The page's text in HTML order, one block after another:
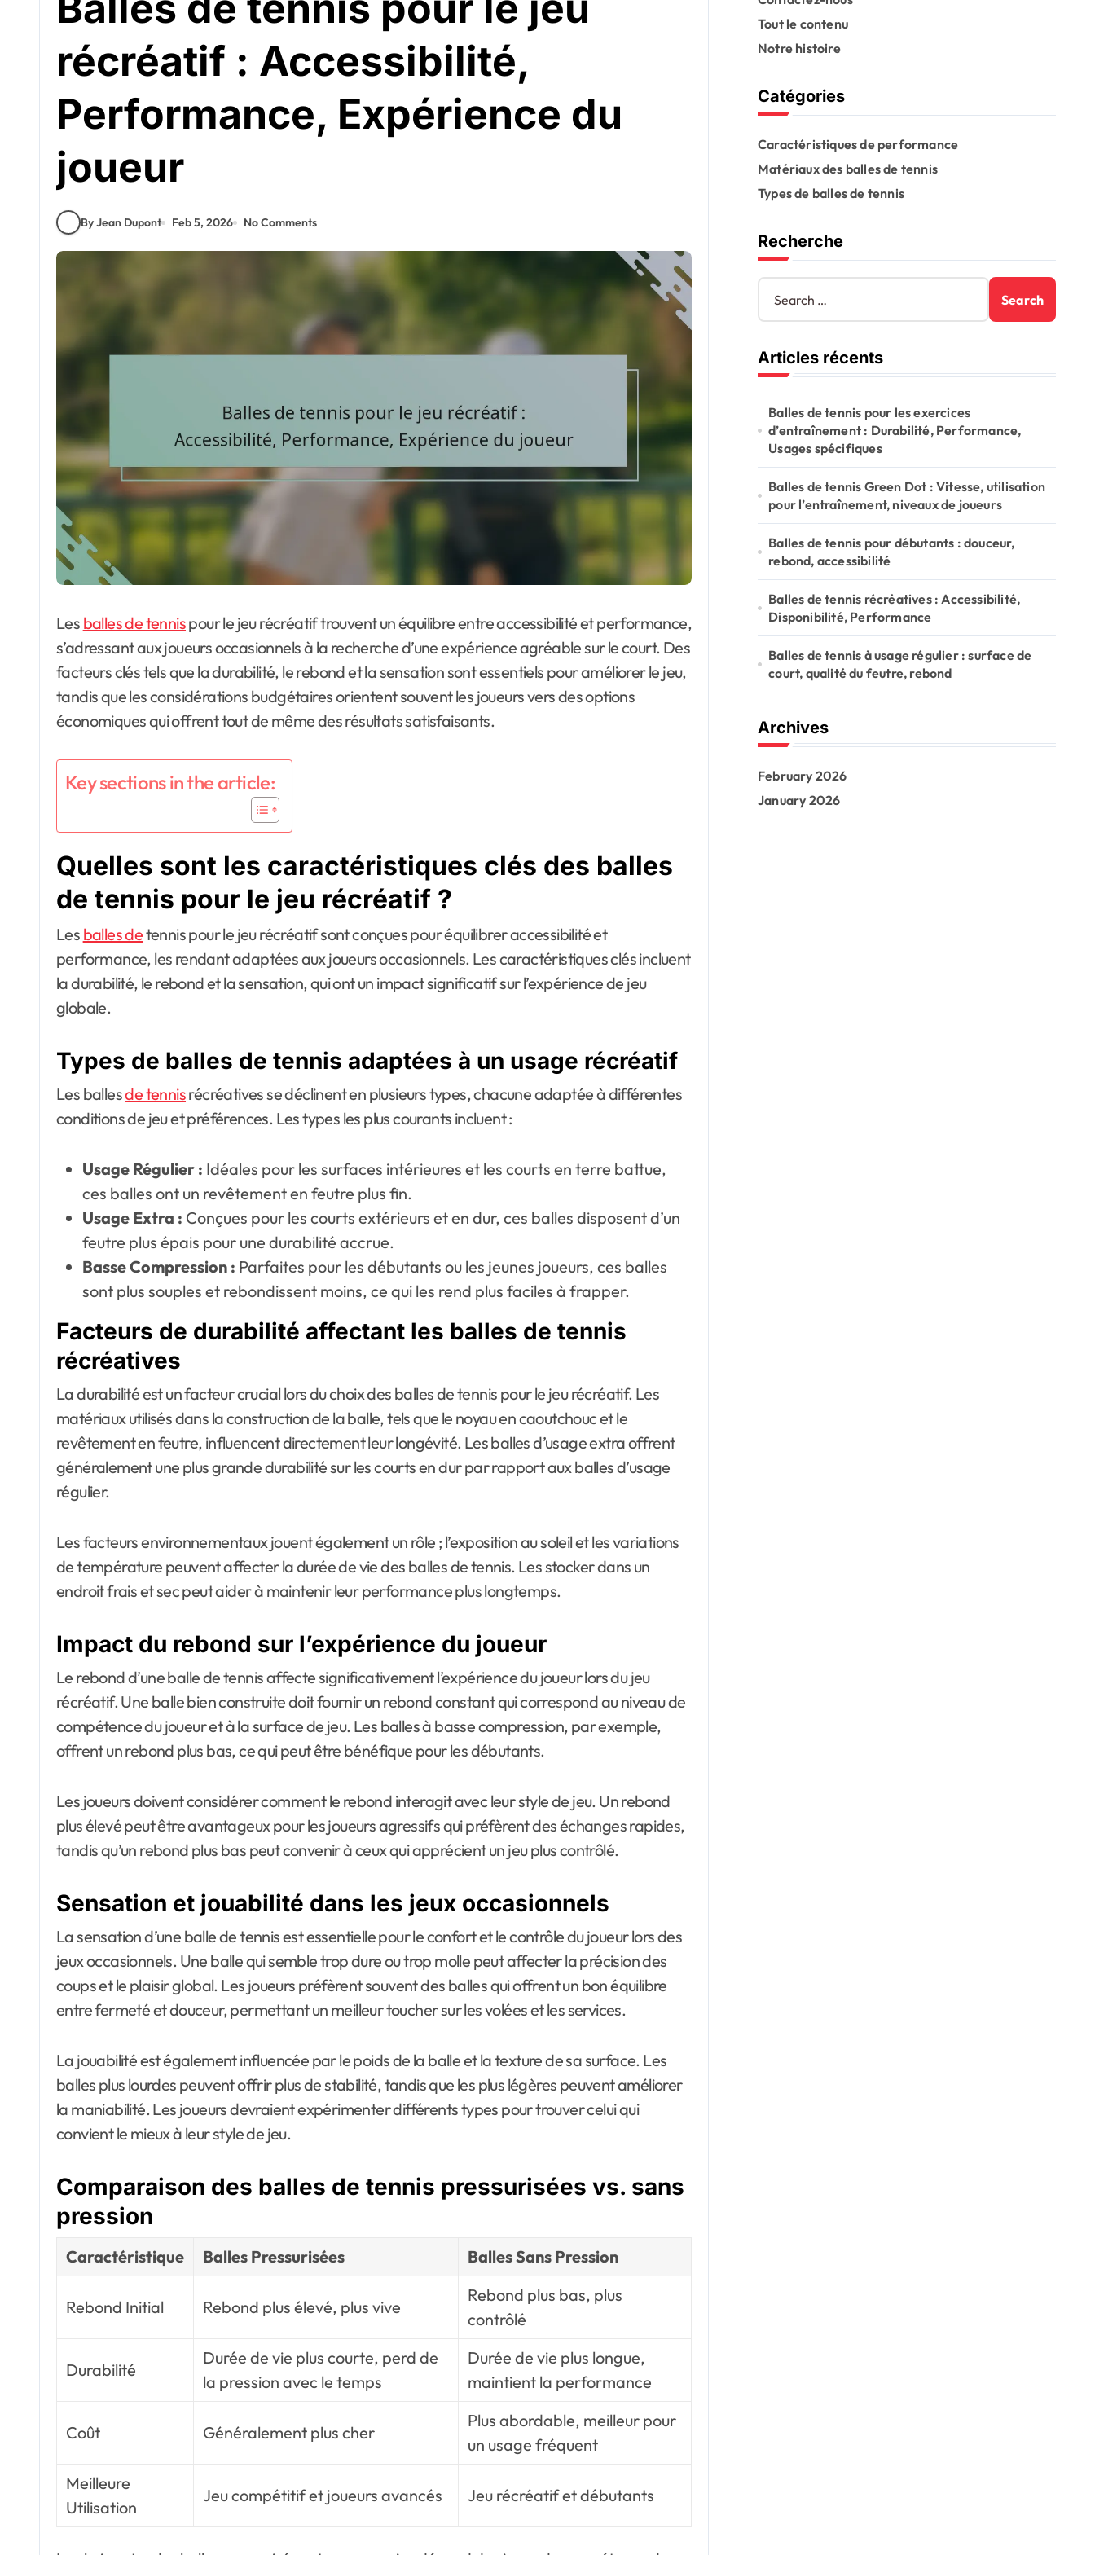
récréatif : Accessibilité,
Performance, Expérience du
joueur
By Jean Dupont Feb 5, 2026 No Comments
Les balles de tennispour le jeu récréatif trouvent un équilibre entre accessibilité et performance,
s’adressant aux joueurs occasionnels à la recherche d’une expérience agréable sur le court. Des
facteurs clés tels que la durabilité, le rebond et la sensation sont essentiels pour améliorer le jeu,
tandis que les considérations budgétaires orientent souvent les joueurs vers des options
économiques qui offrent tout de même des résultats satisfaisants.
Key sections in the article:
Quelles sont les caractéristiques clés des balles
de tennis pour le jeu récréatif ?
Les balles detennis pour le jeu récréatif sont conçues pour équilibrer accessibilité et
performance, les rendant adaptées aux joueurs occasionnels. Les caractéristiques clés incluent
la durabilité, le rebond et la sensation, qui ont un impact significatif sur l’expérience de jeu
globale.
Types de balles de tennis adaptées à un usage récréatif
Les ballesde tennisrécréatives se déclinent en plusieurs types, chacune adaptée à différentes
conditions de jeu et préférences. Les types les plus courants incluent :
Usage Régulier : Idéales pour les surfaces intérieures et les courts en terre battue,
ces balles ont un revêtement en feutre plus fin.
Usage Extra : Conçues pour les courts extérieurs et en dur, ces balles disposent d’un
feutre plus épais pour une durabilité accrue.
Basse Compression : Parfaites pour les débutants ou les jeunes joueurs, ces balles
sont plus souples et rebondissent moins, ce qui les rend plus faciles à frapper.
Facteurs de durabilité affectant les balles de tennis
récréatives
La durabilité est un facteur crucial lors du choix des balles de tennis pour le jeu récréatif. Les
matériaux utilisés dans la construction de la balle, tels que le noyau en caoutchouc et le
revêtement en feutre, influencent directement leur longévité. Les balles d’usage extra offrent
généralement une plus grande durabilité sur les courts en dur par rapport aux balles d’usage
régulier.
Les facteurs environnementaux jouent également un rôle ; l’exposition au soleil et les variations
de température peuvent affecter la durée de vie des balles de tennis. Les stocker dans un
endroit frais et sec peut aider à maintenir leur performance plus longtemps.
Impact du rebond sur l’expérience du joueur
Le rebond d’une balle de tennis affecte significativement l’expérience du joueur lors du jeu
récréatif. Une balle bien construite doit fournir un rebond constant qui correspond au niveau de
compétence du joueur et à la surface de jeu. Les balles à basse compression, par exemple,
offrent un rebond plus bas, ce qui peut être bénéfique pour les débutants.
Les joueurs doivent considérer comment le rebond interagit avec leur style de jeu. Un rebond
plus élevé peut être avantageux pour les joueurs agressifs qui préfèrent des échanges rapides,
tandis qu’un rebond plus bas peut convenir à ceux qui apprécient un jeu plus contrôlé.
Sensation et jouabilité dans les jeux occasionnels
La sensation d’une balle de tennis est essentielle pour le confort et le contrôle du joueur lors des
jeux occasionnels. Une balle qui semble trop dure ou trop molle peut affecter la précision des
coups et le plaisir global. Les joueurs préfèrent souvent des balles qui offrent un bon équilibre
entre fermeté et douceur, permettant un meilleur toucher sur les volées et les services.
La jouabilité est également influencée par le poids de la balle et la texture de sa surface. Les
balles plus lourdes peuvent offrir plus de stabilité, tandis que les plus légères peuvent améliorer
la maniabilité. Les joueurs devraient expérimenter différents types pour trouver celui qui
convient le mieux à leur style de jeu.
Comparaison des balles de tennis pressurisées vs. sans
pression
Caractéristique Balles Pressurisées Balles Sans Pression
Rebond Initial Rebond plus élevé, plus vive
Rebond plus bas, plus
contrôlé
Durabilité
Durée de vie plus courte, perd de
la pression avec le temps
Durée de vie plus longue,
maintient la performance
Coût Généralement plus cher
Plus abordable, meilleur pour
un usage fréquent
Meilleure
Utilisation
Jeu compétitif et joueurs avancés Jeu récréatif et débutants
Tout le contenu
Notre histoire
Catégories
Caractéristiques de performance
Matériaux des balles de tennis
Types de balles de tennis
Recherche
S
a
c
h
r
Articles récents
Balles de tennis pour les exercices
d’entraînement : Durabilité, Performance,
Usages spécifiques
Balles de tennis Green Dot : Vitesse, utilisation
pour l’entraînement, niveaux de joueurs
Balles de tennis pour débutants : douceur,
rebond, accessibilité
Balles de tennis récréatives : Accessibilité,
Disponibilité, Performance
Balles de tennis à usage régulier : surface de
court, qualité du feutre, rebond
Archives
February 2026
January 2026